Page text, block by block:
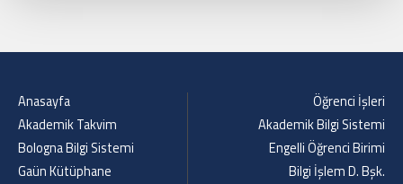
Anasayfa
Akademik Takvim
Bologna Bilgi Sistemi
Gaün Kütüphane
Öğrenci İşleri
Akademik Bilgi Sistemi
Engelli Öğrenci Birimi
Bilgi İşlem D. Bşk.